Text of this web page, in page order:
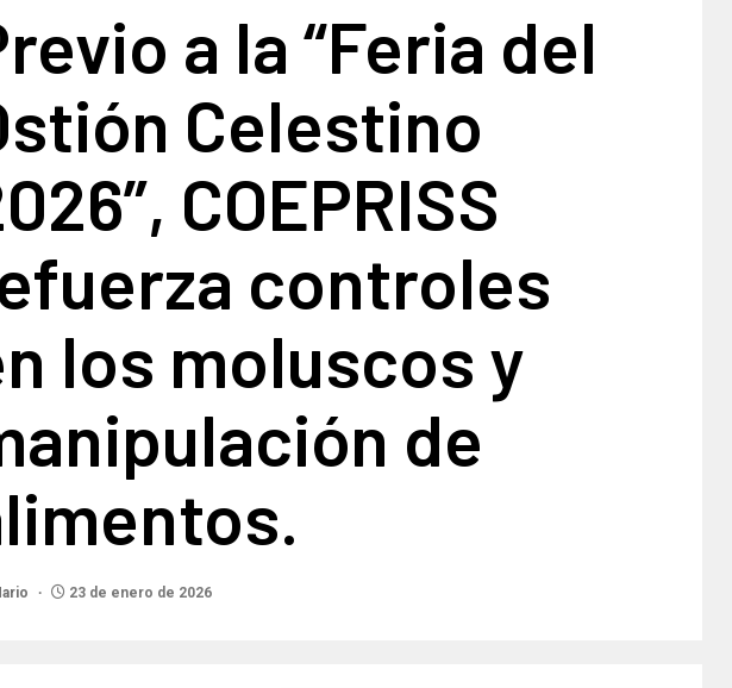
a la “Feria del
Celestino
COEPRISS
controles
los moluscos y
de
23 de enero de 2026